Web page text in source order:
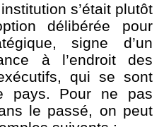
s’était plutôt
délibérée pour
signe d’un
à l’endroit des
qui se sont
pays. Pour ne pas
le passé, on peut